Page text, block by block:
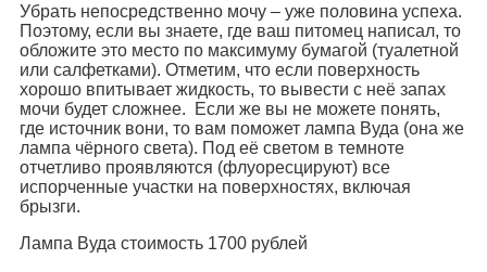
Убрать непосредственно мочу – уже половина успеха.
Поэтому, если вы знаете, где ваш питомец написал, то
обложите это место по максимуму бумагой (туалетной
или салфетками). Отметим, что если поверхность
хорошо впитывает жидкость, то вывести с неё запах
мочи будет сложнее. Если же вы не можете понять,
где источник вони, то вам поможет лампа Вуда (она же
лампа чёрного света). Под её светом в темноте
отчетливо проявляются (флуоресцируют) все
испорченные участки на поверхностях, включая
брызги.
Лампа Вуда стоимость 1700 рублей